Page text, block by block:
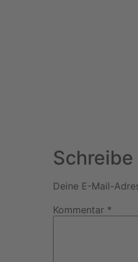
Deine E-Mail-
Kommentar *